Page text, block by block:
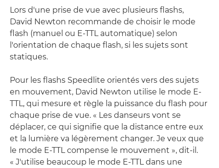
Lors d'une prise de vue avec plusieurs flashs,
David Newton recommande de choisir le mode
flash (manuel ou E-TTL automatique) selon
l'orientation de chaque flash, si les sujets sont
statiques.
Pour les flashs Speedlite orientés vers des sujets
en mouvement, David Newton utilise le mode E-
TTL, qui mesure et règle la puissance du flash pour
chaque prise de vue. « Les danseurs vont se
déplacer, ce qui signifie que la distance entre eux
et la lumière va légèrement changer. Je veux que
le mode E-TTL compense le mouvement », dit-il.
« J'utilise beaucoup le mode E-TTL dans une